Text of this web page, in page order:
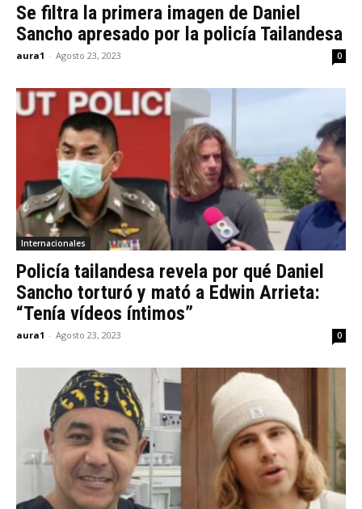
Se filtra la primera imagen de Daniel
Sancho apresado por la policía Tailandesa
aura1 - Agosto 23, 2023 0
Internacionales
Policía tailandesa revela por qué Daniel
Sancho torturó y mató a Edwin Arrieta:
“Tenía vídeos íntimos”
aura1 - Agosto 23, 2023 0